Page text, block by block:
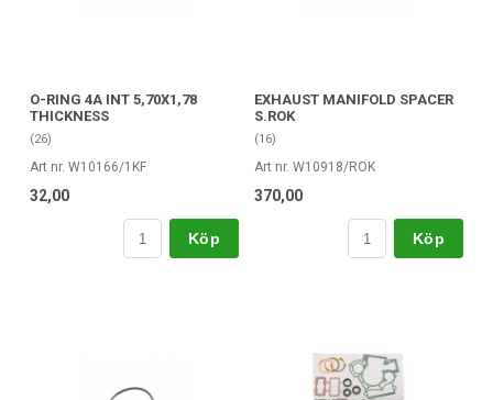
O-RING 4A INT 5,70X1,78
THICKNESS
(26)
Art nr. W10166/1KF
32,00
Köp
EXHAUST MANIFOLD SPACER
S.ROK
(16)
Art nr. W10918/ROK
370,00
Köp